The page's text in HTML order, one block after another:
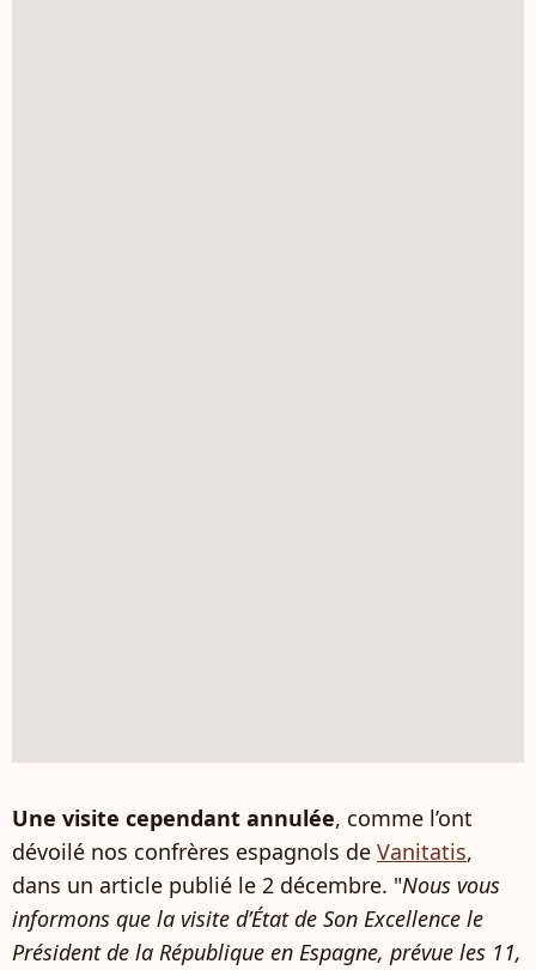
Une visite cependant annulée, comme l’ont
dévoilé nos confrères espagnols de Vanitatis,
dans un article publié le 2 décembre. "Nous vous
informons que la visite d’État de Son Excellence le
Président de la République en Espagne, prévue les 11,